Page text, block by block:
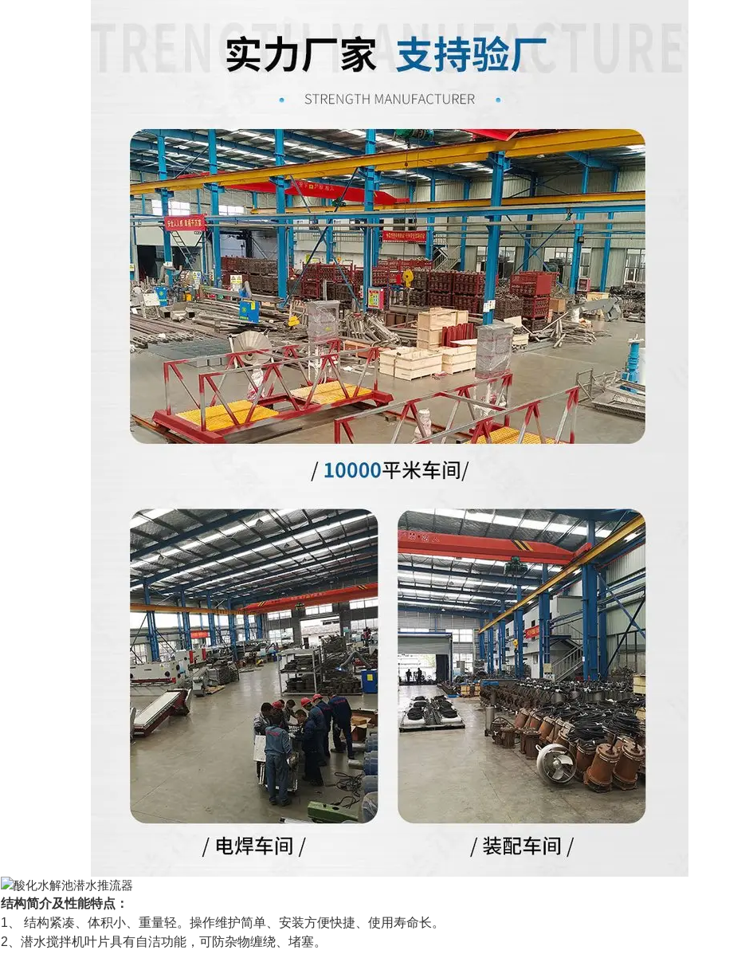
结构简介及性能特点：
1、
结构紧凑、体积小、重量轻。操作维护简单、安装方便快捷、使用寿命长。
2、潜水搅拌机叶片具有自洁功能，可防杂物缠绕、堵塞。